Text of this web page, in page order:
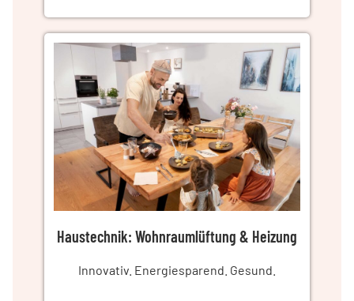
Haustechnik: Wohnraumlüftung & Heizung
Innovativ. Energiesparend. Gesund.